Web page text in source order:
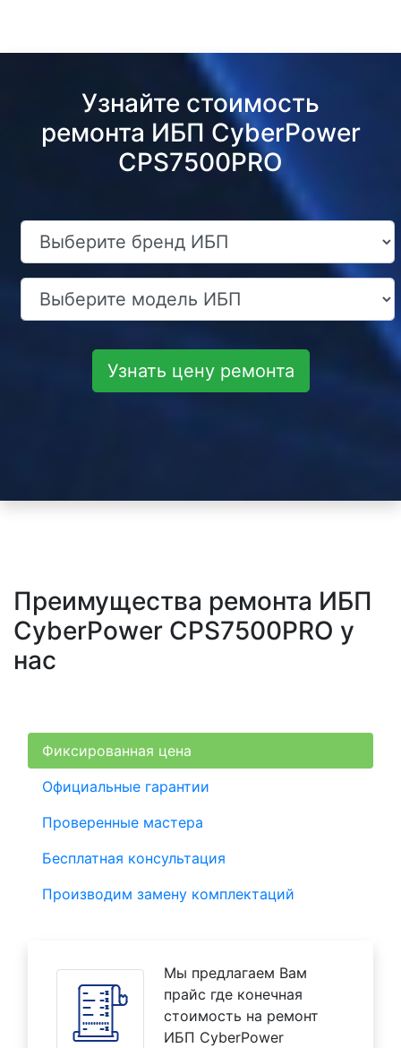
Узнайте стоимость
ремонта ИБП CyberPower
CPS7500PRO
Узнать цену ремонта
Преимущества ремонта ИБП
CyberPower CPS7500PRO у
нас
Фиксированная цена
Официальные гарантии
Проверенные мастера
Бесплатная консультация
Производим замену комплектаций
Мы предлагаем Вам
прайс где конечная
стоимость на ремонт
ИБП CyberPower